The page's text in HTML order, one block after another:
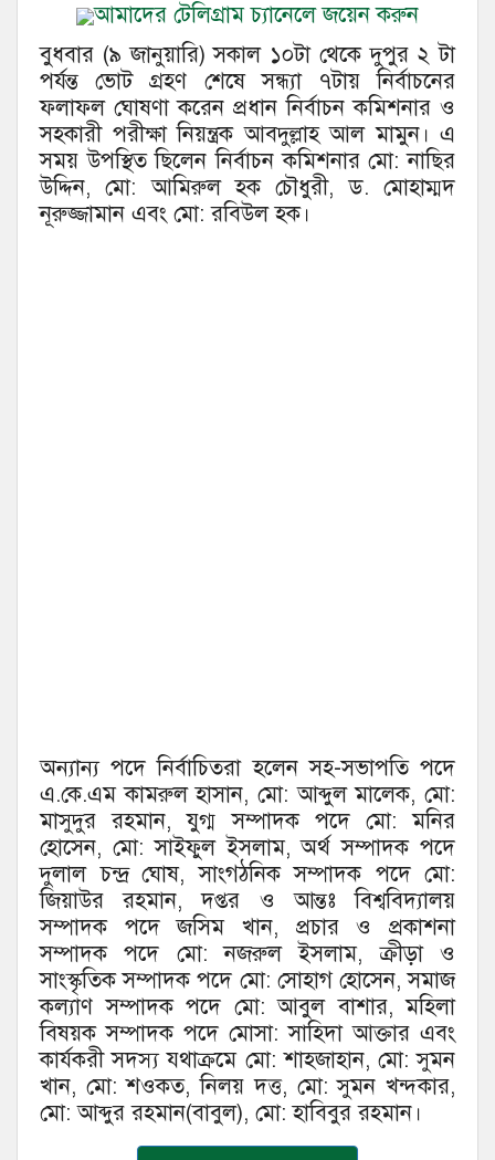
আমাদের টেলিগ্রাম চ্যানেলে জয়েন করুন
বুধবার (৯ জানুয়ারি) সকাল ১০টা থেকে দুপুর ২ টা
পর্যন্ত ভোট গ্রহণ শেষে সন্ধ্যা ৭টায় নির্বাচনের
ফলাফল ঘোষণা করেন প্রধান নির্বাচন কমিশনার ও
সহকারী পরীক্ষা নিয়ন্ত্রক আবদুল্লাহ আল মামুন। এ
সময় উপস্থিত ছিলেন নির্বাচন কমিশনার মো: নাছির
উদ্দিন, মো: আমিরুল হক চৌধুরী, ড. মোহাম্মদ
নূরুজ্জামান এবং মো: রবিউল হক।
অন্যান্য পদে নির্বাচিতরা হলেন সহ-সভাপতি পদে
এ.কে.এম কামরুল হাসান, মো: আব্দুল মালেক, মো:
মাসুদুর রহমান, যুগ্ম সম্পাদক পদে মো: মনির
হোসেন, মো: সাইফুল ইসলাম, অর্থ সম্পাদক পদে
দুলাল চন্দ্র ঘোষ, সাংগঠনিক সম্পাদক পদে মো:
জিয়াউর রহমান, দপ্তর ও আন্তঃ বিশ্ববিদ্যালয়
সম্পাদক পদে জসিম খান, প্রচার ও প্রকাশনা
সম্পাদক পদে মো: নজরুল ইসলাম, ক্রীড়া ও
সাংস্কৃতিক সম্পাদক পদে মো: সোহাগ হোসেন, সমাজ
কল্যাণ সম্পাদক পদে মো: আবুল বাশার, মহিলা
বিষয়ক সম্পাদক পদে মোসা: সাহিদা আক্তার এবং
কার্যকরী সদস্য যথাক্রমে মো: শাহজাহান, মো: সুমন
খান, মো: শওকত, নিলয় দত্ত, মো: সুমন খন্দকার,
মো: আব্দুর রহমান(বাবুল), মো: হাবিবুর রহমান।